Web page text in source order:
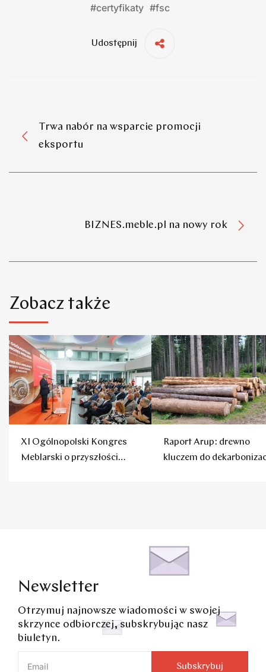
#certyfikaty #fsc
Udostępnij
Trwa nabór na wsparcie promocji
eksportu
BIZNES.meble.pl na nowy rok
Zobacz także
XI Ogólnopolski Kongres
Meblarski o przyszłości
Raport Arup: drewno
kluczem do
Newsletter
Otrzymuj najnowsze wiadomości w swojej
skrzynce odbiorczej, subskrybując nasz
biuletyn.
Subskrybuj